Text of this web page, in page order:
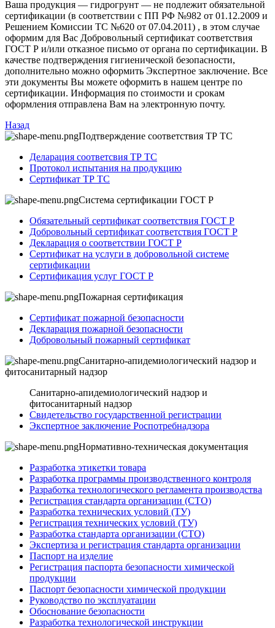
Ваша продукция — гидрогрунт — не подлежит обязательной
сертификации (в соответствии с ПП РФ №982 от 01.12.2009 и
Решением Комиссии ТС №620 от 07.04.2011) , в этом случае
оформим для Вас Добровольный сертификат соответствия
ГОСТ Р и/или отказное письмо от органа по сертификации. В
качестве подтверждения гигиенической безопасности,
дополнительно можно оформить Экспертное заключение. Все
эти документы Вы можете оформить в нашем центре по
сертификации. Информация по стоимости и срокам
оформления отправлена Вам на электронную почту.
Назад
Подтверждение соответствия ТР ТС
Деларация соответсвия ТР ТС
Протокол испытания на продукцию
Сертификат ТР ТС
Система сертификации ГОСТ Р
Обязательный сертификат соответствия ГОСТ Р
Добровольный сертификат соответствия ГОСТ Р
Декларация о соответствии ГОСТ Р
Сертификат на услуги в добровольной системе
сертификации
Сертификация услуг ГОСТ Р
Пожарная сертификация
Сертификат пожарной безопасности
Декларация пожарной безопасности
Добровольный пожарный сертификат
Санитарно-апидемиологический надзор и
фитосанитарный надзор
Санитарно-апидемиологический надзор и
фитосанитарный надзор
Свидетельство государственной регистрации
Экспертное заключение Роспотребнадзора
Нормативно-техническая документация
Разработка этикетки товара
Разработка программы производственного контроля
Разработка технологического регламента производства
Регистрация стандарта организации (СТО)
Разработка технических условий (ТУ)
Регистрация технических условий (ТУ)
Разработка стандарта организации (СТО)
Экспертиза и регистрация стандарта организации
Паспорт на изделие
Регистрация паспорта безопасности химической
продукции
Паспорт безопасности химической продукции
Руководство по эксплуатации
Обоснование безопасности
Разработка технологической инструкции